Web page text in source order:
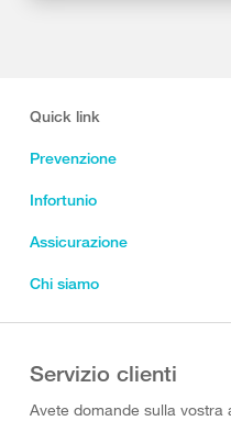
Quick link
Prevenzione
Infortunio
Assicurazione
Chi siamo
Servizio clienti
Avete domande sulla vostra